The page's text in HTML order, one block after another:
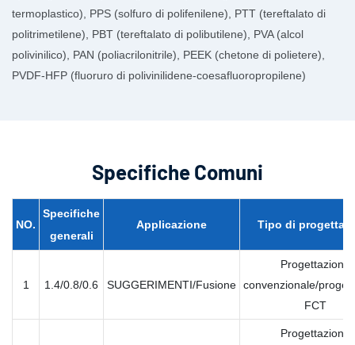
termoplastico), PPS (solfuro di polifenilene), PTT (tereftalato di
politrimetilene), PBT (tereftalato di polibutilene), PVA (alcol
polivinilico), PAN (poliacrilonitrile), PEEK (chetone di polietere),
PVDF-HFP (fluoruro di polivinilidene-coesafluoropropilene)
Specifiche Comuni
NO.
Specifiche
generali
Applicazione Tipo di
1 1.4/0.8/0.6 SUGGERIMENTI/Fusione
Progettazione
convenzionale/
FCT
Progettazione